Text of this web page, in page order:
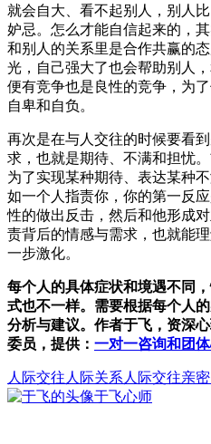
就会自大、看不起别人，别人
妒忌。怎么才能自信起来的，
和别人的关系里是合作共赢的
光，自己强大了也会帮助别人
便有竞争也是良性的竞争，为
自卑和自负。
再次是在与人交往的时候要看
求，也就是期待、不满和担忧
为了实现某种期待、表达某种
如一个人指责你，你的第一反
性的做出反击，然后和他形成
责背后的情感与需求，也就能
一步激化。
每个人的具体症状和境遇不同
式也不一样。需要根据每个人
分析与建议。作者于飞，资深
委员，提供： 一对一咨询和团
人际交往 人际关系 人际交往亲
于飞心师